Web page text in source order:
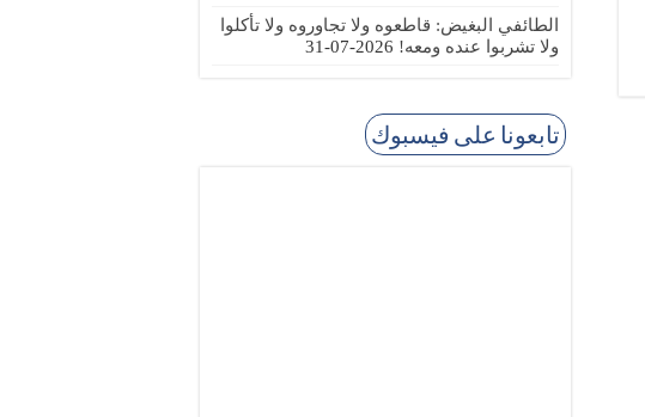
الطائفي البغيض: قاطعوه ولا تجاوروه ولا تأكلوا
ولا تشربوا عنده ومعه! 2026-07-31
تابعونا على فيسبوك